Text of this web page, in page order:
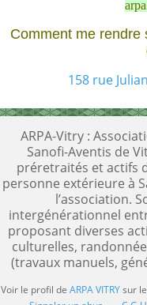
Comment me rendre
158 rue
ARPA-Vitry :
Sanofi-Aventis de
préretraités et actifs
personne extérieure à
l’association.
intergénérationnel
proposant diverses
culturelles,
(travaux manuels,
Voir le profil de ARPA VITRYsur